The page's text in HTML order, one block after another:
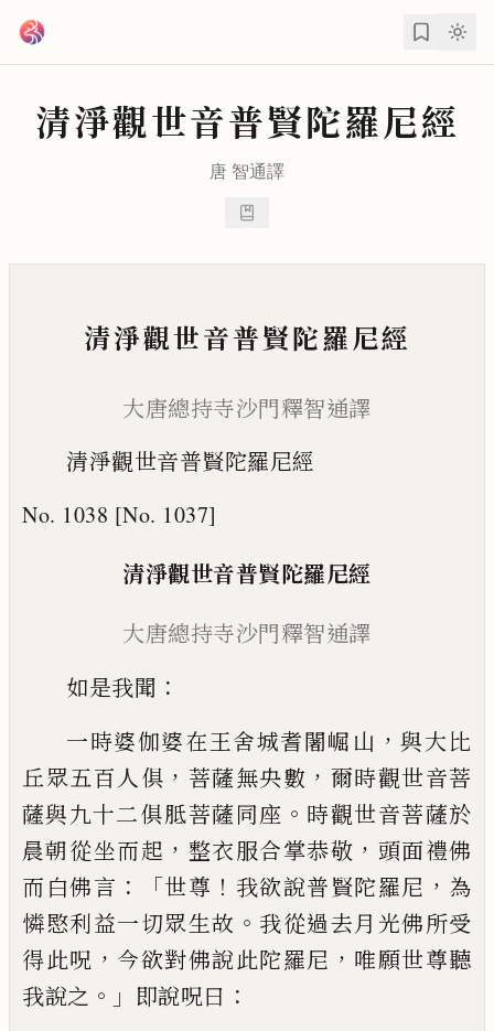
清淨觀世音普賢陀羅尼經
唐 智通譯
清淨觀世音普賢陀羅尼經
大唐總持寺沙門釋智通譯
清淨觀世音普賢陀羅尼經
No. 1038 [No. 1037]
清淨觀世音普賢陀羅尼經
大唐總持寺沙門釋智通譯
如是我聞 ：
一時婆伽婆在王舍城耆闍崛 山 ， 與大比
丘眾五百人俱 ， 菩薩無央數 ， 爾時觀世音菩
薩與九十二俱胝菩薩同座 。 時觀世音菩薩於
晨朝從坐而起 ， 整衣服合掌恭敬 ， 頭面禮佛
而白佛言 ：「世尊 ！ 我欲說普賢陀羅尼 ， 為
憐愍利益一切眾生故 。 我從過去月光佛所受
得此呪 ， 今欲對佛說此陀羅尼 ， 唯願世尊聽
我說之 。」 即說呪曰 ：